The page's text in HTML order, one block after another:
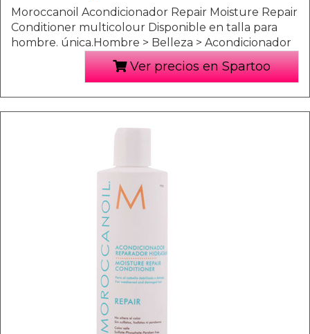
Moroccanoil Acondicionador Repair Moisture Repair
Conditioner multicolour Disponible en talla para
hombre. única.Hombre > Belleza > Acondicionador
Ver precios en Spartoo